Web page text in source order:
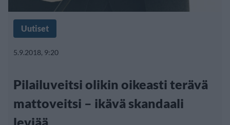
Uutiset
5.9.2018, 9:20
Pilailuveitsi olikin oikeasti terävä
mattoveitsi – ikävä skandaali
leviää